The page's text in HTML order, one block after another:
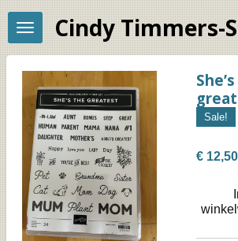
Ga
direct
naar
de
hoofdinhoud
Cindy Timmers-
Sale!
€ 12,50